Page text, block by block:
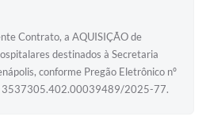
Contrato, a AQUISIÇÃO de
destinados à Secretaria
conforme Pregão Eletrônico nº
3537305.402.00039489/2025-77.